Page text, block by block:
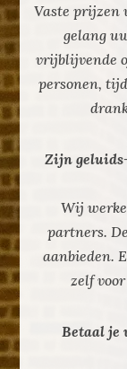
Vaste prijzen
gelang
vrijblijvende
personen,
Zijn
Wij
partners.
aanbieden.
zelf
Betaal je